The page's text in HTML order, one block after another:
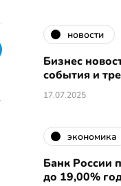
новости
Бизнес
события и
17.07.2025
экономика
Банк России
до 19,00%